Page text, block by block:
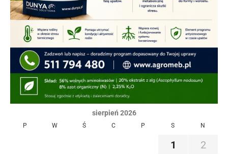
sierpień 2026
P W Ś C P S N
1
2